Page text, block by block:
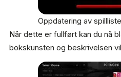
Oppdatering av
Når dette er fullført kan du nå
bokskunsten og beskrivelsen